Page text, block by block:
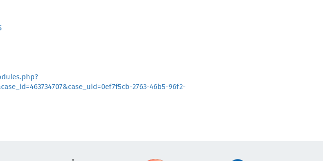
2763-46b5-96f2-